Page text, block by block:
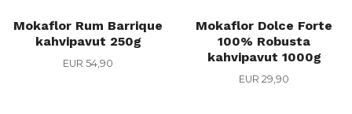
Mokaflor Rum Barrique
kahvipavut 250g
EUR 54,90
Mokaflor Dolce Forte
100% Robusta
kahvipavut 1000g
EUR 29,90